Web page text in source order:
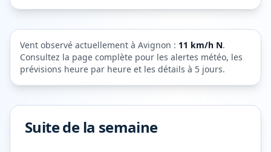
Vent observé actuellement à Avignon : 11 km/h N.
Consultez la page complète pour les alertes météo, les
prévisions heure par heure et les détails à 5 jours.
Suite de la semaine